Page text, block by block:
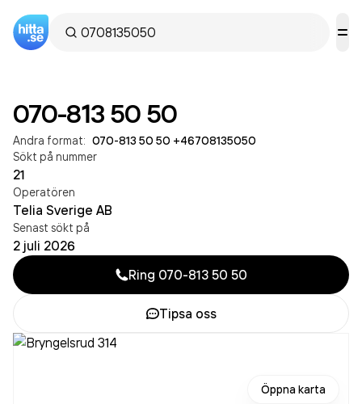
070-813 50 50
Andra format: 070-813 50 50 +46708135050
Sökt på nummer
21
Operatören
Telia Sverige AB
Senast sökt på
2 juli 2026
Ring 070-813 50 50
Tipsa oss
Öppna karta